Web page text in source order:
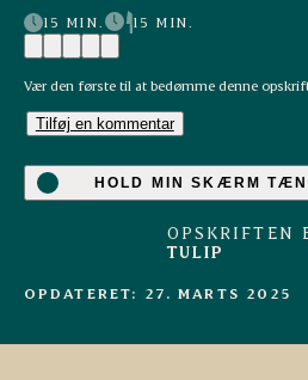
15 MIN. 15 MIN.
Vær den første til at bedømme denne
Tilføj en kommentar
HOLD MIN SKÆRM
OPSKRIFTEN
TULIP
OPDATERET: 27. MARTS 2025